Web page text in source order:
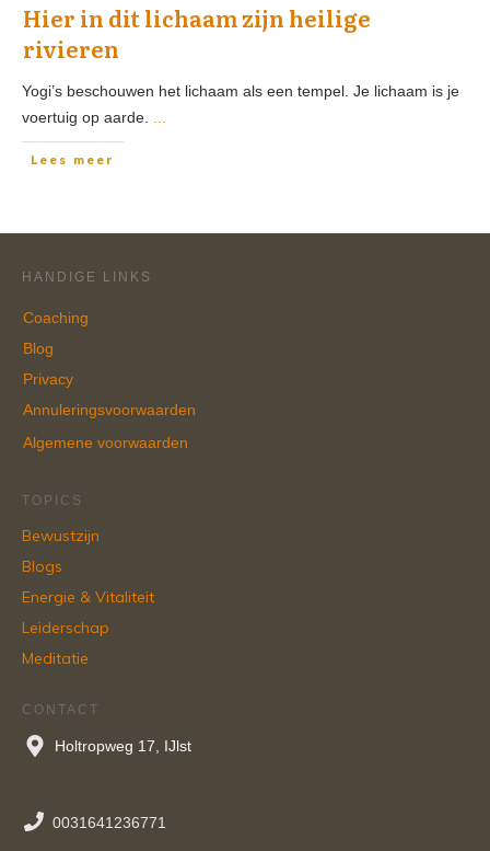
Hier in dit lichaam zijn heilige
rivieren
Yogi’s beschouwen het lichaam als een tempel. Je lichaam is je
voertuig op aarde.
Lees meer
HANDIGE LINKS
Coaching
Blog
Privacy
Annuleringsvoorwaarden
Algemene voorwaarden
TOPICS
Bewustzijn
Blogs
Energie & Vitaliteit
Leiderschap
Meditatie
CONTACT
Holtropweg 17, IJlst
0031641236771